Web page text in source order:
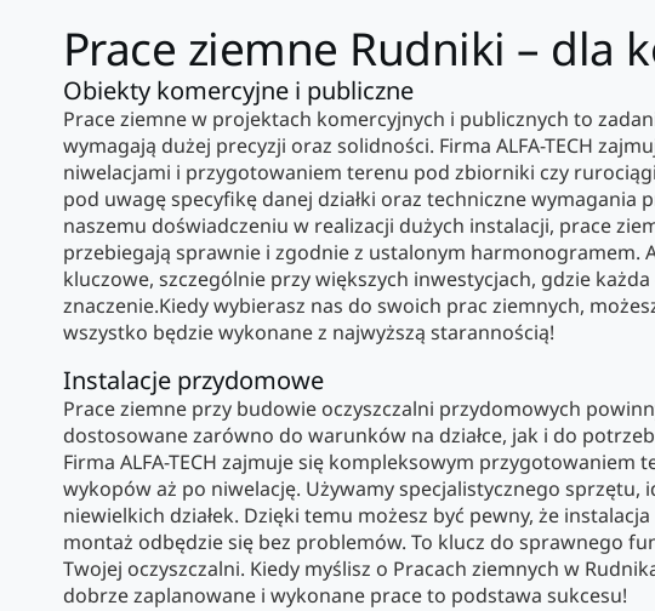
Prace ziemne Rudniki – dla
Obiekty komercyjne i publiczne
Prace ziemne w projektach komercyjnych i publicznych to
wymagają dużej precyzji oraz solidności. Firma ALFA-TECH
niwelacjami i przygotowaniem terenu pod zbiorniki czy
pod uwagę specyfikę danej działki oraz techniczne wymagania
naszemu doświadczeniu w realizacji dużych instalacji, prace
przebiegają sprawnie i zgodnie z ustalonym harmonogramem.
kluczowe, szczególnie przy większych inwestycjach, gdzie
znaczenie.Kiedy wybierasz nas do swoich prac ziemnych,
wszystko będzie wykonane z najwyższą starannością!
Instalacje przydomowe
Prace ziemne przy budowie oczyszczalni przydomowych
dostosowane zarówno do warunków na działce, jak i do
Firma ALFA-TECH zajmuje się kompleksowym przygotowaniem
wykopów aż po niwelację. Używamy specjalistycznego sprzętu,
niewielkich działek. Dzięki temu możesz być pewny, że
montaż odbędzie się bez problemów. To klucz do sprawnego
Twojej oczyszczalni. Kiedy myślisz o Pracach ziemnych w
dobrze zaplanowane i wykonane prace to podstawa sukcesu!